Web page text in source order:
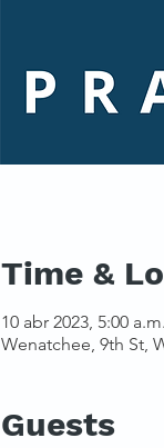
Time &
10 abr 2023, 5:00
Wenatchee, 9th St,
Guests